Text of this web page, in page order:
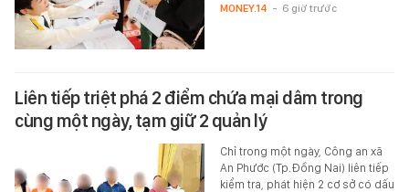
MONEY.14 - 6 giờ trước
Liên tiếp triệt phá 2 điểm chứa mại dâm trong
cùng một ngày, tạm giữ 2 quản lý
Chỉ trong một ngày, Công an xã
An Phước (Tp.Đồng Nai) liên tiếp
kiểm tra, phát hiện 2 cơ sở có dấu